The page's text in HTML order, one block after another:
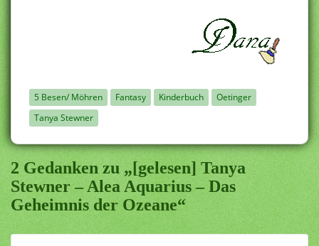
5 Besen/ Möhren Fantasy Kinderbuch
Oetinger
Tanya Stewner
2 Gedanken zu „[gelesen] Tanya
Stewner – Alea Aquarius – Das
Geheimnis der Ozeane“